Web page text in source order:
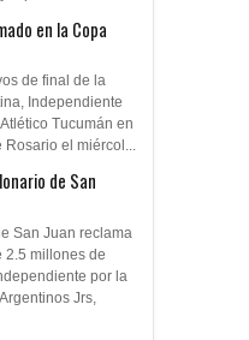
en la Copa
de final de la
Independiente
Tucumán en
Rosario el miércol...
de San
San Juan reclama
2.5 millones de
por la
Jrs,